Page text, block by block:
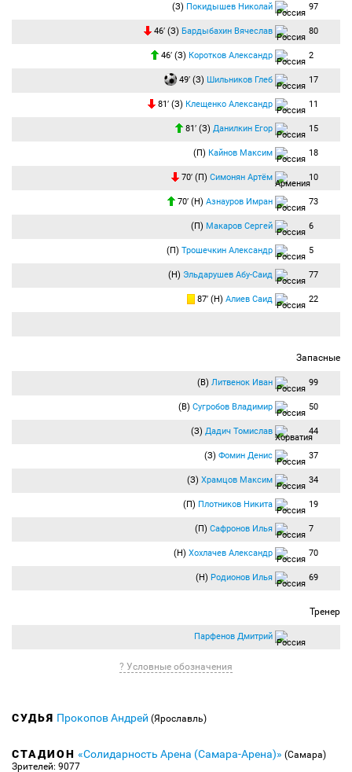
(З) Покидышев Николай 97
46′ (З) Бардыбахин Вячеслав 80
46′ (З) Коротков Александр 2
49′ (З) Шильников Глеб 17
81′ (З) Клещенко Александр 11
81′ (З) Данилкин Егор 15
(П) Кайнов Максим 18
70′ (П) Симонян Артём 10
70′ (Н) Азнауров Имран 73
(П) Макаров Сергей 6
(П) Трошечкин Александр 5
(Н) Эльдарушев Абу-Саид 77
87′ (Н) Алиев Саид 22
Запасные
(В) Литвенок Иван 99
(В) Сугробов Владимир 50
(З) Дадич Томислав 44
(З) Фомин Денис 37
(З) Храмцов Максим 34
(П) Плотников Никита 19
(П) Сафронов Илья 7
(Н) Хохлачев Александр 70
(Н) Родионов Илья 69
Тренер
Парфенов Дмитрий
? Условные обозначения
СУДЬЯ Прокопов Андрей (Ярославль)
СТАДИОН «Солидарность Арена (Самара-Арена)» (Самара)
Зрителей: 9077